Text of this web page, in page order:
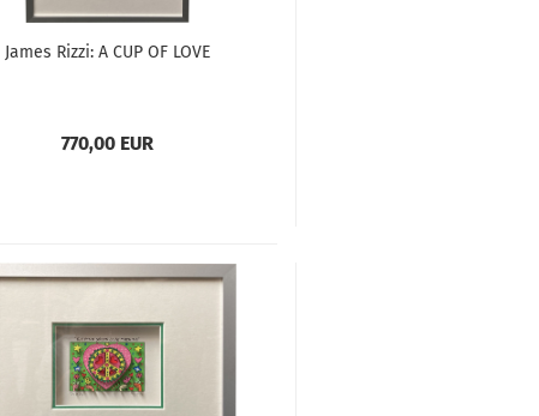
James Rizzi: A CUP OF LOVE
770,00 EUR